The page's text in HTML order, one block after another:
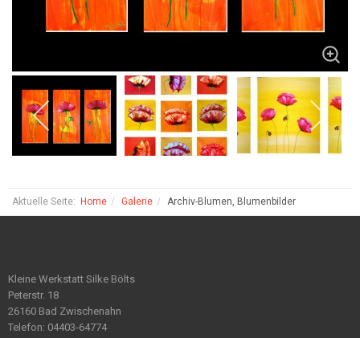
Aktuelle Seite: Home Galerie Archiv-Blumen, Blumenbilder
Kleine Werkstatt Silke Bölts
Peterstr. 18
26160 Bad Zwischenahn
Telefon: 04403-64774